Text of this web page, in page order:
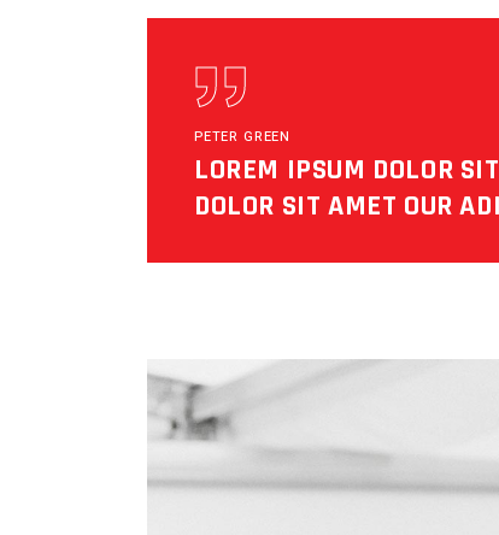
PETER GREEN
LOREM IPSUM DOLOR
DOLOR SIT AMET OUR